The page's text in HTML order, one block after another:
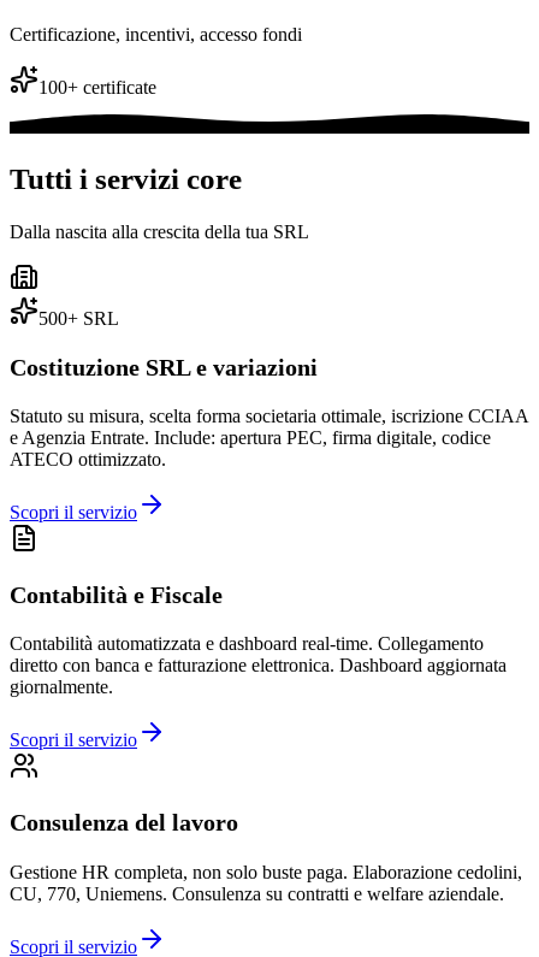
Certificazione, incentivi, accesso fondi
100+ certificate
Tutti i servizi core
Dalla nascita alla crescita della tua SRL
500+ SRL
Costituzione SRL e variazioni
Statuto su misura, scelta forma societaria ottimale, iscrizione CCIAA
e Agenzia Entrate. Include: apertura PEC, firma digitale, codice
ATECO ottimizzato.
Scopri il servizio
Contabilità e Fiscale
Contabilità automatizzata e dashboard real-time. Collegamento
diretto con banca e fatturazione elettronica. Dashboard aggiornata
giornalmente.
Scopri il servizio
Consulenza del lavoro
Gestione HR completa, non solo buste paga. Elaborazione cedolini,
CU, 770, Uniemens. Consulenza su contratti e welfare aziendale.
Scopri il servizio